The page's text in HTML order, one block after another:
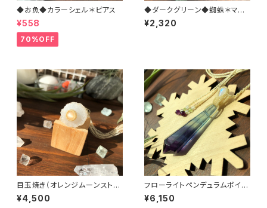
◆お魚◆カラーシェル＊ピアス
¥558
70%OFF
◆ダークグリーン◆蜘蛛＊マク
ラメ ピアス
¥2,320
目玉焼き（オレンジムーンストー
ン＆ソーラークォーツ） マクラ
メリング
¥4,500
フローライトペンデュラムポイン
ト＊マクラメネックレス
¥6,150